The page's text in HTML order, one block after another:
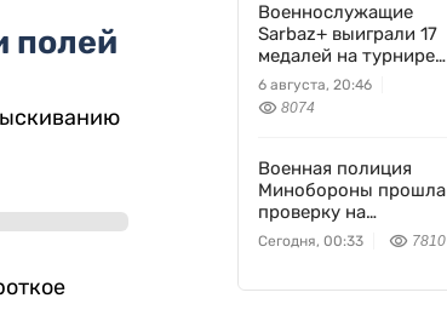
полей
Военнослужащие
Sarbaz+ выиграли 17
медалей на турнире
по джиу-джитсу
6 августа, 20:46
8074
Военная полиция
Минобороны прошла
проверку на
выносливость
Сегодня, 00:33 7810